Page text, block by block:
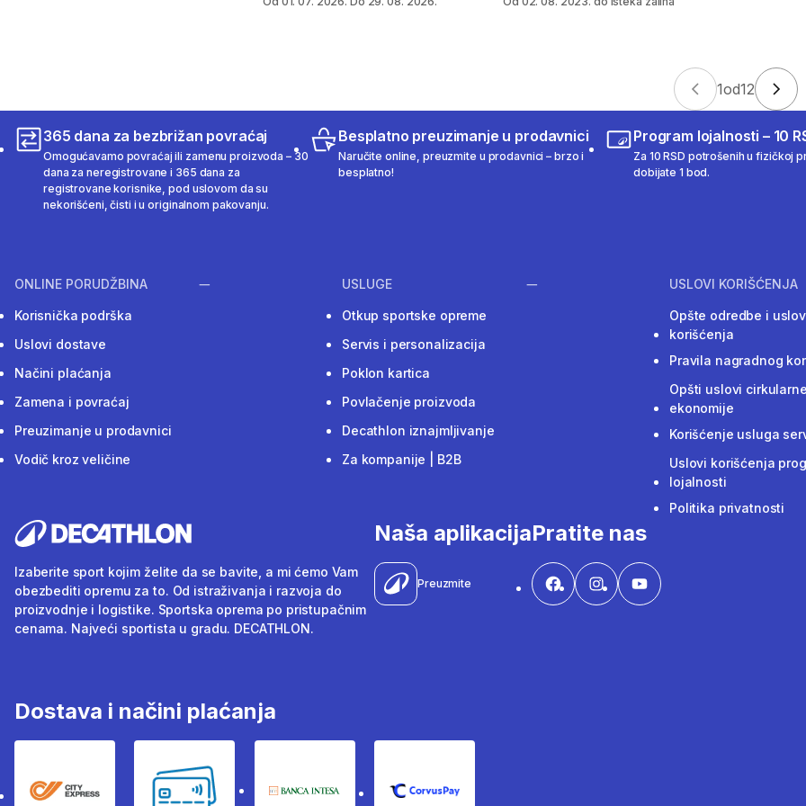
1od12
365 dana za bezbrižan povraćaj
Omogućavamo povraćaj ili zamenu proizvoda – 30
dana za neregistrovane i 365 dana za
registrovane korisnike, pod uslovom da su
nekorišćeni, čisti i u originalnom pakovanju.
Besplatno preuzimanje u prodavnici
Naručite online, preuzmite u prodavnici – brzo i
besplatno!
Program lojalnosti – 10
Za 10 RSD potrošenih u fizičkoj
dobijate 1 bod.
ONLINE PORUDŽBINA
Korisnička podrška
Uslovi dostave
Načini plaćanja
Zamena i povraćaj
Preuzimanje u prodavnici
Vodič kroz veličine
USLUGE
Otkup sportske opreme
Servis i personalizacija
Poklon kartica
Povlačenje proizvoda
Decathlon iznajmljivanje
Za kompanije | B2B
USLOVI KORIŠĆENJA
Opšte odredbe i
korišćenja
Pravila nagradnog
Opšti uslovi cirkularne
ekonomije
Korišćenje usluga
Uslovi korišćenja
lojalnosti
Politika privatnosti
Izaberite sport kojim želite da se bavite, a mi ćemo Vam
obezbediti opremu za to. Od istraživanja i razvoja do
proizvodnje i logistike. Sportska oprema po pristupačnim
cenama. Najveći sportista u gradu. DECATHLON.
Naša aplikacija
Preuzmite
Pratite nas
Dostava i načini plaćanja
City Express Bankovne karticeBanka Intesa CorvusPay